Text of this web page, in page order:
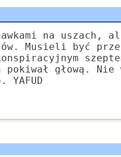
na uszach,
Musieli być
głową.